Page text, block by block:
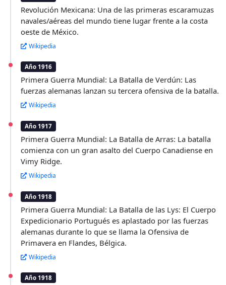
Revolución Mexicana: Una de las primeras escaramuzas
navales/aéreas del mundo tiene lugar frente a la costa
oeste de México.
Wikipedia
Año 1916
Primera Guerra Mundial: La Batalla de Verdún: Las
fuerzas alemanas lanzan su tercera ofensiva de la batalla.
Wikipedia
Año 1917
Primera Guerra Mundial: La Batalla de Arras: La batalla
comienza con un gran asalto del Cuerpo Canadiense en
Vimy Ridge.
Wikipedia
Año 1918
Primera Guerra Mundial: La Batalla de las Lys: El Cuerpo
Expedicionario Portugués es aplastado por las fuerzas
alemanas durante lo que se llama la Ofensiva de
Primavera en Flandes, Bélgica.
Wikipedia
Año 1918